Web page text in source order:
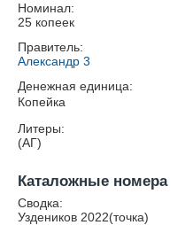
Номинал:
25 копеек
Правитель:
Александр 3
Денежная единица:
Копейка
Литеры:
(АГ)
Каталожные номера
Сводка:
Уздеников 2022(точка)